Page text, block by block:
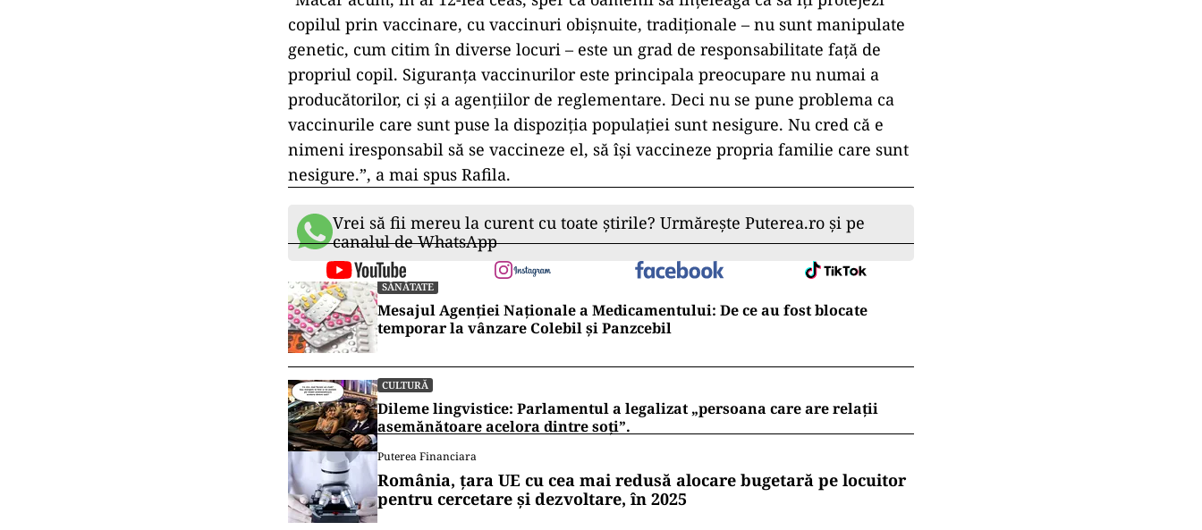
copilul prin vaccinare, cu vaccinuri obișnuite, tradiționale – nu sunt manipulate
genetic, cum citim în diverse locuri – este un grad de responsabilitate față de
propriul copil. Siguranța vaccinurilor este principala preocupare nu numai a
producătorilor, ci și a agențiilor de reglementare. Deci nu se pune problema ca
vaccinurile care sunt puse la dispoziția populației sunt nesigure. Nu cred că e
nimeni iresponsabil să se vaccineze el, să își vaccineze propria familie care sunt
nesigure.”, a mai spus Rafila.
Vrei să fii mereu la curent cu toate știrile? Urmărește Puterea.ro și pe
canalul de WhatsApp
SĂNĂTATE
Mesajul Agenției Naționale a Medicamentului: De ce au fost blocate
temporar la vânzare Colebil și Panzcebil
CULTURĂ
Dileme lingvistice: Parlamentul a legalizat „persoana care are relații
asemănătoare acelora dintre soți”.
Puterea Financiara
România, țara UE cu cea mai redusă alocare bugetară pe locuitor
pentru cercetare și dezvoltare, în 2025